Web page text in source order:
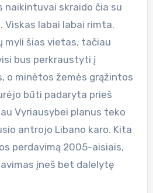
naikintuvai skraido čia su
Viskas labai labai rimta.
myli šias vietas, tačiau
bus perkraustyti į
o minėtos žemės grąžintos
būti padaryta prieš
Vyriausybei planus teko
antrojo Libano karo. Kita
perdavimą 2005-aisiais,
įneš bet dalelytę